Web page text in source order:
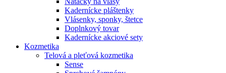
Kadernícke pláštenky
Vlásenky, sponky, štetce
Doplnkový tovar
Kadernícke akciové sety
Kozmetika
Telová a pleťová kozmetika
Sense